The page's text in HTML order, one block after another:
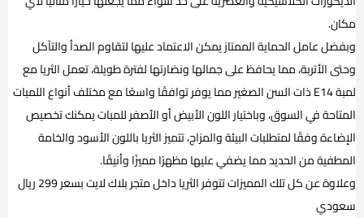
مكان.
وبفضل عامل الحماية الممتاز يمكن الاعتماد عليها لتقاوم الصدأ والتآكل
وحتى الأتربة، مما يحافظ على جمالها ونضارتها لفترة طويلة، تعمل الثريا مع
لمبة E14 ذات السن الصغير مما يوفر توافقًا واسعًا مع مختلف أنواع اللمبات
المتاحة في السوق، وباختيار اللون الأبيض أو الأصفر للمبات يمكنك تخصيص
الإضاءة وفقًا لمتطلبات البيئة والمزاج، تتميز الثريا باللون الأسود والخامة
المطفية من الحديد مما يضفي عليها مظهرًا مميزًا وأنيقًا.
وعلاوة عن كل تلك المميزات تتوفر الثريا داخل متجر بلاك لايت بسعر 299 ريال
سعودي